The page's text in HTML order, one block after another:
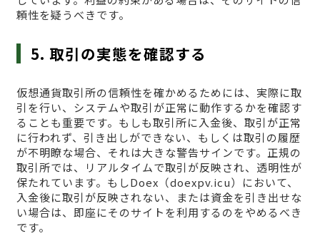
頼性を疑うべきです。
5. 取引の実態を確認する
仮想通貨取引所の信頼性を確かめるためには、実際に取
引を行い、システムや取引が正常に動作するかを確認す
ることも重要です。もしも取引所に入金後、取引が正常
に行われず、引き出しができない、もしくは取引の履歴
が不明瞭な場合、それは大きな警告サインです。正規の
取引所では、リアルタイムで取引が反映され、透明性が
保たれています。もしDoex（doexpv.icu）において、
入金後に取引が反映されない、または資金を引き出せな
い場合は、即座にそのサイトを利用するのをやめるべき
です。